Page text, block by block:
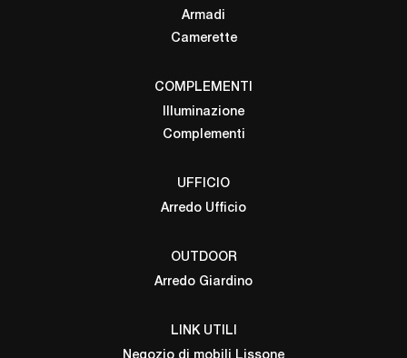
Armadi
Camerette
COMPLEMENTI
Illuminazione
Complementi
UFFICIO
Arredo Ufficio
OUTDOOR
Arredo Giardino
LINK UTILI
Negozio di mobili Lissone